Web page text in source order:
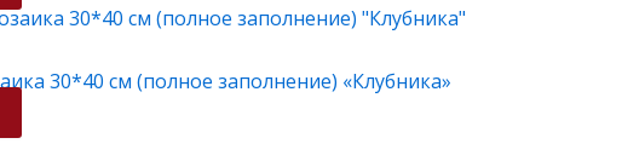
30*40 см (полное заполнение) «Клубника»